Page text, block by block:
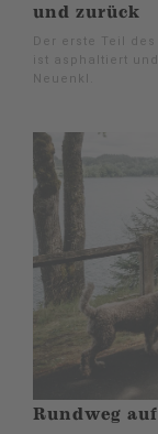
und zurück
Der erste Teil
ist asphaltiert
Neuenkl.
Rundweg